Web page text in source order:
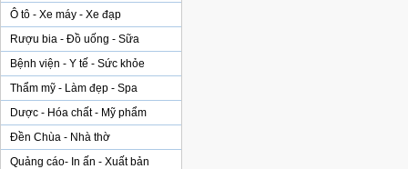
Ô tô - Xe máy - Xe đạp
Rượu bia - Đồ uống - Sữa
Bệnh viện - Y tế - Sức khỏe
Thẩm mỹ - Làm đẹp - Spa
Dược - Hóa chất - Mỹ phẩm
Đền Chùa - Nhà thờ
Quảng cáo- In ấn - Xuất bản